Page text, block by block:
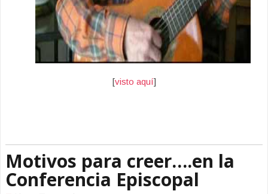
[visto aquí]
Motivos para creer….en la
Conferencia Episcopal